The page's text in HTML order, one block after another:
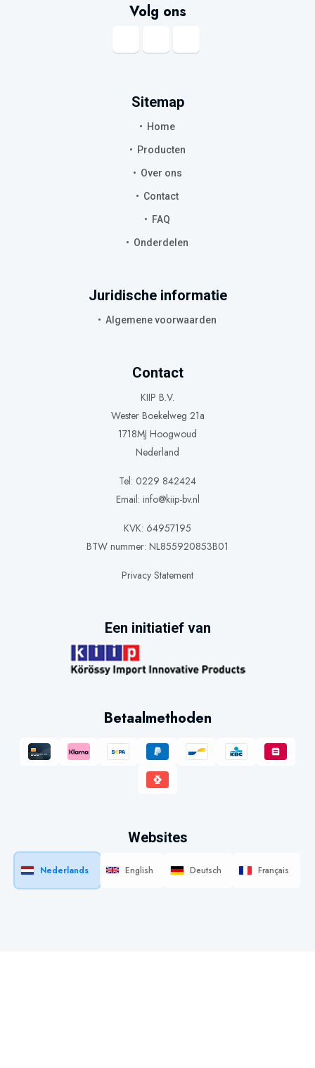
Volg ons
Sitemap
Home
Producten
Over ons
Contact
FAQ
Onderdelen
Juridische informatie
Algemene voorwaarden
Contact
KIIP B.V.
Wester Boekelweg 21a
1718MJ Hoogwoud
Nederland
Tel: 0229 842424
Email: info@kiip-bv.nl
KVK: 64957195
BTW nummer: NL855920853B01
Privacy Statement
Een initiatief van
Betaalmethoden
Websites
Nederlands English Deutsch Français